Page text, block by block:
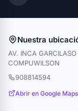
Nuestra
AV. INCA
COMPUWILSON
908814594
Abrir en Google Maps